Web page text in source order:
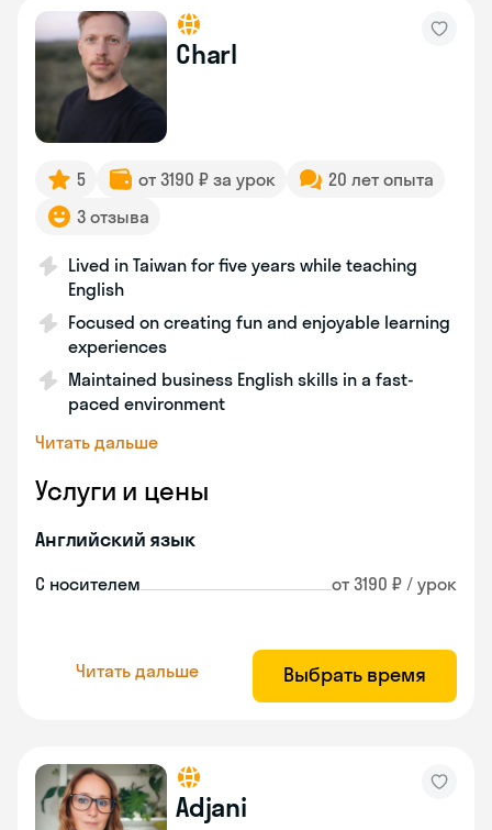
Charl
5 от 3190 ₽ за урок
20 лет опыта
3 отзыва
Lived in Taiwan for five years while teaching
English
Focused on creating fun and enjoyable learning
experiences
Maintained business English skills in a fast-
paced environment
Читать дальше
Услуги и цены
Английский язык
С носителем от 3190 ₽ / урок
Читать дальше Выбрать время
Adjani